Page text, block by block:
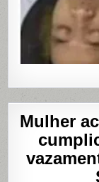
Mulher